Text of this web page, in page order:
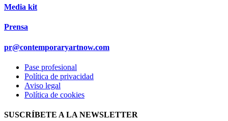
Media kit
Prensa
pr@contemporaryartnow.com
Pase profesional
Política de privacidad
Aviso legal
Política de cookies
SUSCRÍBETE A LA NEWSLETTER